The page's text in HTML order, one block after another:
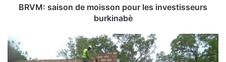
e
m
BRVM: saison de moisson pour les investisseurs
burkinabè
M